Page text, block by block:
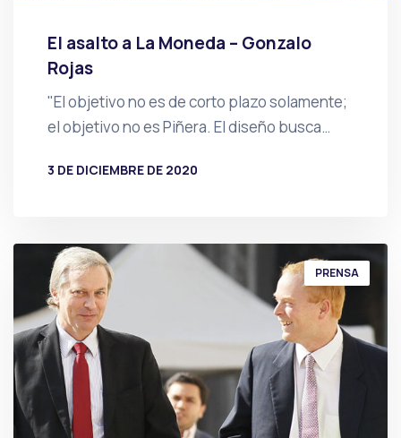
El asalto a La Moneda – Gonzalo
Rojas
"El objetivo no es de corto plazo solamente;
el objetivo no es Piñera. El diseño busca…
3 DE DICIEMBRE DE 2020
PRENSA